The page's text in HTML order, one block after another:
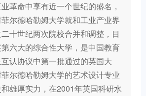
革命中享有近一个世纪的盛名，
尔德哈勒姆大学就和工业产业界
十世纪两次院校合并和调整，目
六大的综合性大学，是中国教育
认协议中第一批通过的英国大
尔德哈勒姆大学的艺术设计专业
雄厚实力，在2001年英国科研水